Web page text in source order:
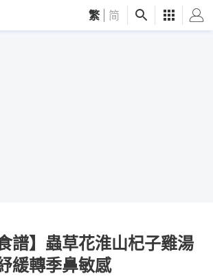
繁 简
譜】蟲草花淮山杞子雞湯
緩轉季鼻敏感